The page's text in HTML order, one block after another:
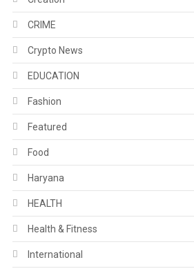
CRIME
Crypto News
EDUCATION
Fashion
Featured
Food
Haryana
HEALTH
Health & Fitness
International